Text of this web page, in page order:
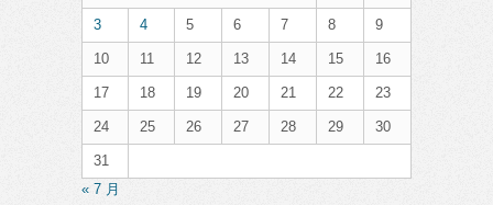
3 4 5 6 7 8 9
10 11 12 13 14 15 16
17 18 19 20 21 22 23
24 25 26 27 28 29 30
31
« 7 月